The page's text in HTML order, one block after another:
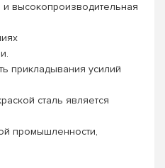
высокопроизводительная
прикладывания усилий
сталь является
промышленности,